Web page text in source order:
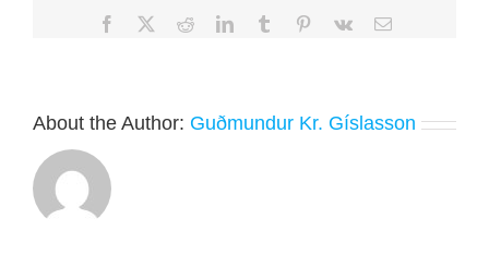
verða
haldin
Facebook RedditLinkedInTumblr Pinterest
Vk Email
About the Author: Guðmundur Kr. Gíslasson